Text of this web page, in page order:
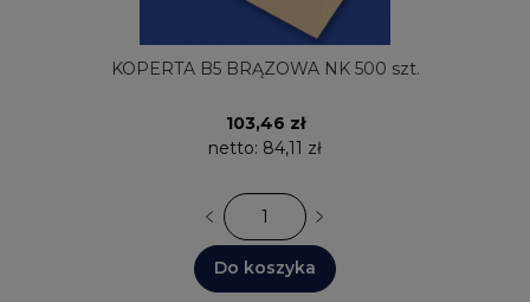
KOPERTA B5 BRĄZOWA NK 500 szt.
103,46 zł
netto: 84,11 zł
Do koszyka